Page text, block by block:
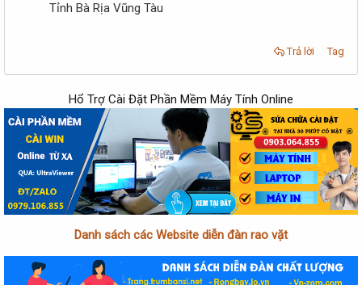
Tỉnh Bà Rịa Vũng Tàu
Trả lời Tag
Hổ Trợ Cài Đặt Phần Mềm Máy Tính Online
Danh sách các Website diễn đàn rao vặt